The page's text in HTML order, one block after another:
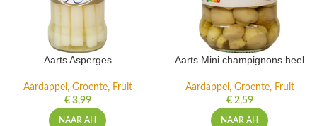
Aarts Asperges
Aardappel, Groente, Fruit
€3,99
NAAR AH
Aarts Mini champignons heel
Aardappel, Groente, Fruit
€2,59
NAAR AH